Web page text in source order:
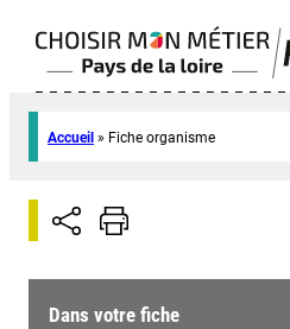
Accueil » Fiche organisme
Dans votre fiche